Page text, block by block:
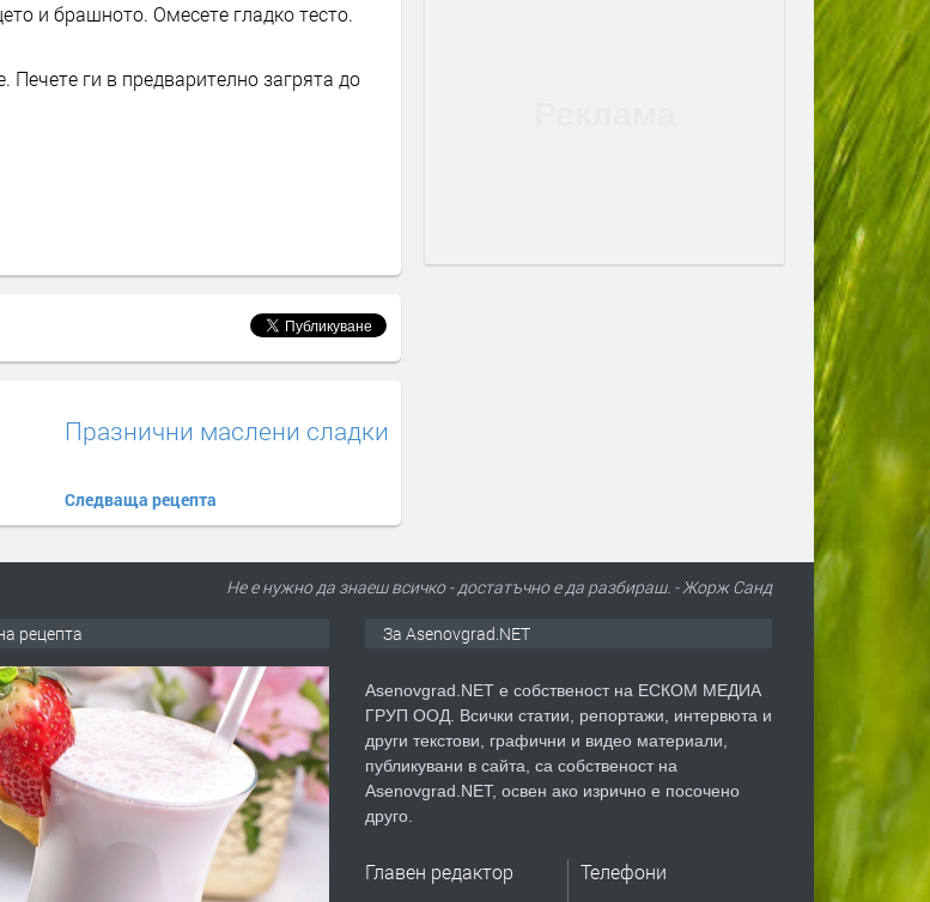
и брашното. Омесете гладко тесто.
ги в предварително загрята до
Празнични маслени сладки
Следваща рецепта
Не е нужно да знаеш всичко - достатъчно е да разбираш. - Жорж Санд
рецепта За Asenovgrad.NET
Asenovgrad.NET е собственост на ЕСКОМ МЕДИА
ГРУП ООД. Всички статии, репортажи, интервюта и
други текстови, графични и видео материали,
публикувани в сайта, са собственост на
Asenovgrad.NET, освен ако изрично е посочено
друго.
Главен редактор Телефони